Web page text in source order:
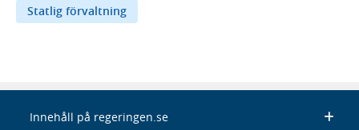
Statlig förvaltning
Innehåll på regeringen.se